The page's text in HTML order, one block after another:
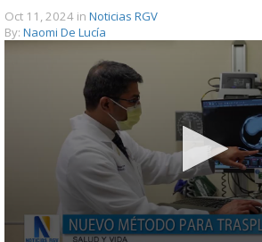
Oct 11, 2024 in Noticias RGV
By: Naomi De Lucía